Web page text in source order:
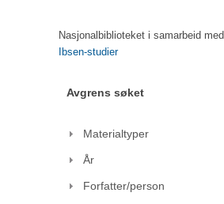
Nasjonalbiblioteket i samarbeid med
Ibsen-studier
Avgrens søket
Materialtyper
År
Forfatter/person